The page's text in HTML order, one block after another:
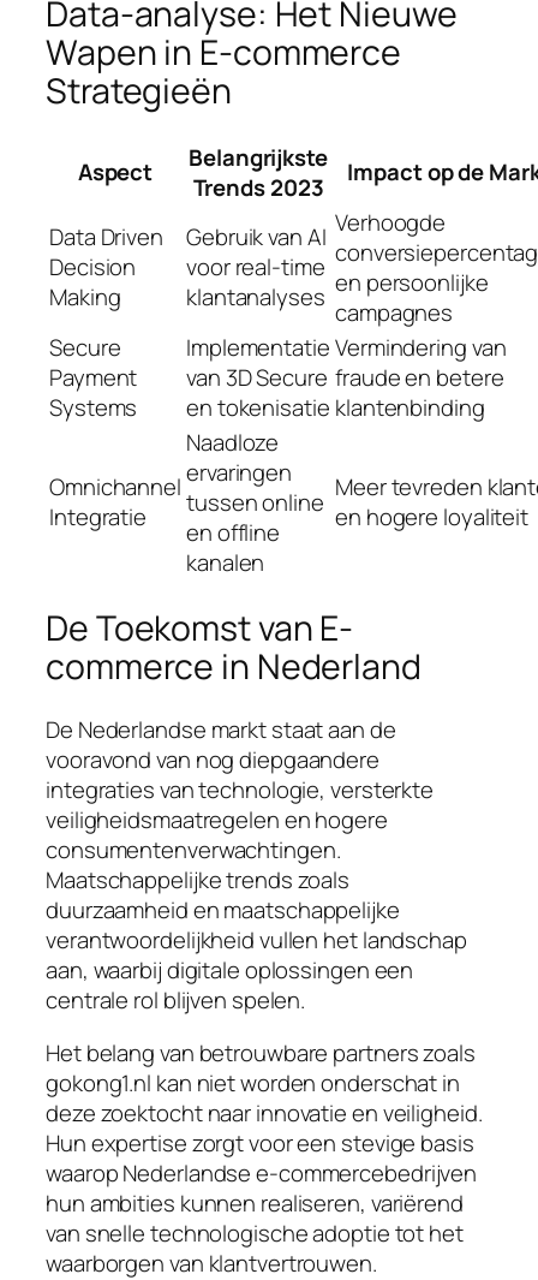
Data-analyse: Het Nieuwe
Wapen in E-commerce
Strategieën
Aspect
Belangrijkste
Trends 2023
Impact op de
Data Driven
Decision
Making
Gebruik van AI
voor real-time
klantanalyses
Verhoogde
en persoonlijke
campagnes
Secure
Payment
Systems
Implementatie
van 3D Secure
en tokenisatie
Vermindering van
fraude en betere
klantenbinding
Omnichannel
Integratie
Naadloze
ervaringen
tussen online
en offline
kanalen
Meer tevreden
en hogere loyaliteit
De Toekomst van E-
commerce in Nederland
De Nederlandse markt staat aan de
vooravond van nog diepgaandere
integraties van technologie, versterkte
veiligheidsmaatregelen en hogere
consumentenverwachtingen.
Maatschappelijke trends zoals
duurzaamheid en maatschappelijke
verantwoordelijkheid vullen het landschap
aan, waarbij digitale oplossingen een
centrale rol blijven spelen.
Het belang van betrouwbare partners zoals
gokong1.nl kan niet worden onderschat in
deze zoektocht naar innovatie en veiligheid.
Hun expertise zorgt voor een stevige basis
waarop Nederlandse e-commercebedrijven
hun ambities kunnen realiseren, variërend
van snelle technologische adoptie tot het
waarborgen van klantvertrouwen.